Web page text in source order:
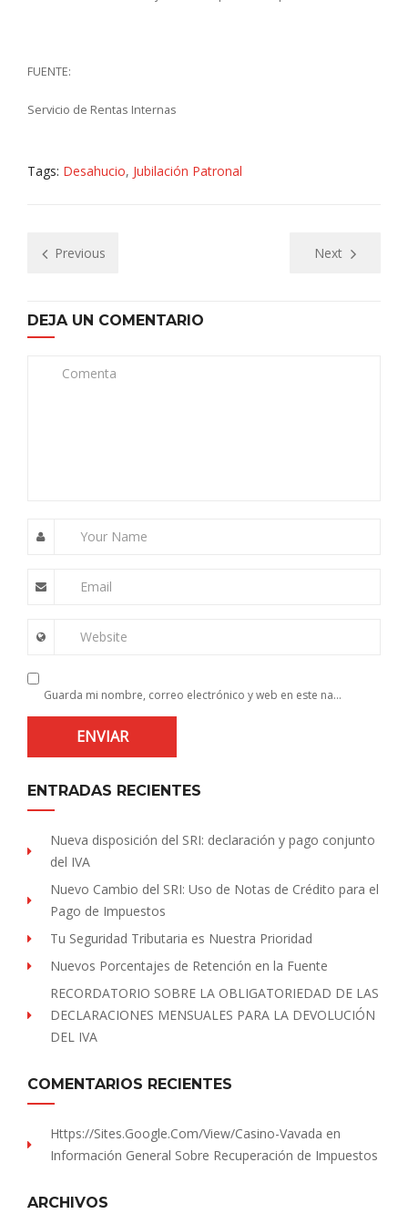
FUENTE:
Servicio de Rentas Internas
Tags: Desahucio, Jubilación Patronal
Previous Next
DEJA UN COMENTARIO
Comenta
Your Name
Email
Website
Guarda mi nombre, correo electrónico y web en este navegador para la próxima vez que comente.
ENTRADAS RECIENTES
Nueva disposición del SRI: declaración y pago conjunto
del IVA
Nuevo Cambio del SRI: Uso de Notas de Crédito para el
Pago de Impuestos
Tu Seguridad Tributaria es Nuestra Prioridad
Nuevos Porcentajes de Retención en la Fuente
RECORDATORIO SOBRE LA OBLIGATORIEDAD DE LAS
DECLARACIONES MENSUALES PARA LA DEVOLUCIÓN
DEL IVA
COMENTARIOS RECIENTES
Https://sites.Google.com/view/Casino-Vavada en
Información General Sobre Recuperación de Impuestos
ARCHIVOS